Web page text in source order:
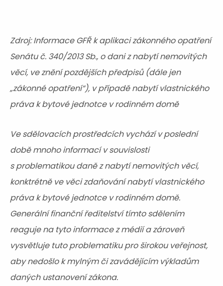
Zdroj: Informace GFŘ k aplikaci zákonného opatření
Senátu č. 340/2013 Sb., o dani z nabytí nemovitých
věcí, ve znění pozdějších předpisů (dále jen
„zákonné opatření“), v případě nabytí vlastnického
práva k bytové jednotce v rodinném domě
Ve sdělovacích prostředcích vychází v poslední
době mnoho informací v souvislosti
s problematikou daně z nabytí nemovitých věcí,
konktrétně ve věci zdaňování nabytí vlastnického
práva k bytové jednotce v rodinném domě.
Generální finanční ředitelství tímto sdělením
reaguje na tyto informace z médií a zároveň
vysvětluje tuto problematiku pro širokou veřejnost,
aby nedošlo k mylným či zavádějícím výkladům
daných ustanovení zákona.